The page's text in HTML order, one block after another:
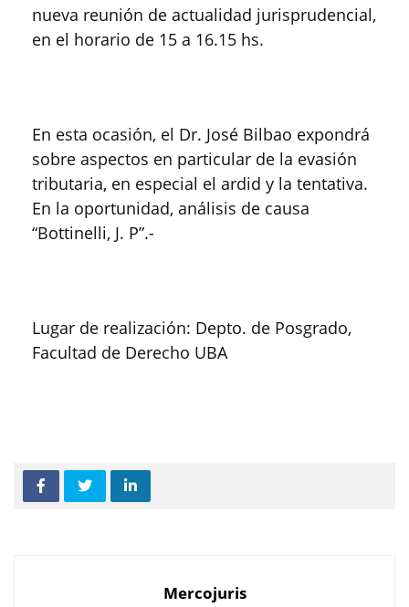
nueva reunión de actualidad jurisprudencial,
en el horario de 15 a 16.15 hs.
En esta ocasión, el Dr. José Bilbao expondrá
sobre aspectos en particular de la evasión
tributaria, en especial el ardid y la tentativa.
En la oportunidad, análisis de causa
“Bottinelli, J. P”.-
Lugar de realización: Depto. de Posgrado,
Facultad de Derecho UBA
Mercojuris